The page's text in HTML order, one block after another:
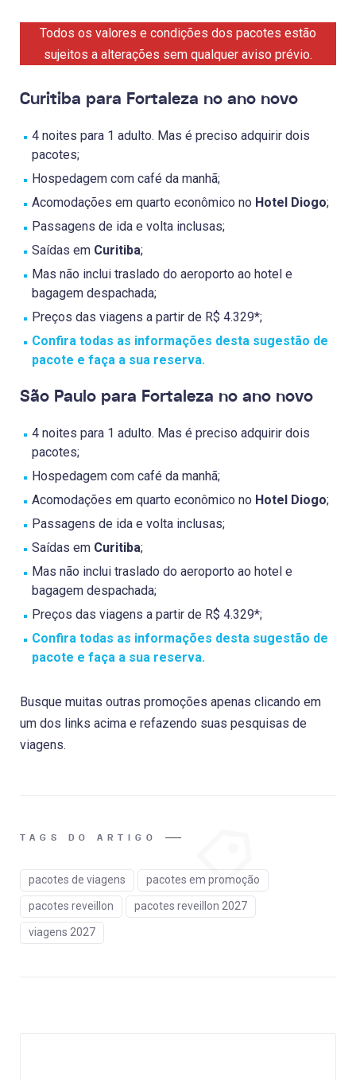
Todos os valores e condições dos pacotes estão
sujeitos a alterações sem qualquer aviso prévio.
Curitiba para Fortaleza no ano novo
4 noites para 1 adulto. Mas é preciso adquirir dois
pacotes;
Hospedagem com café da manhã;
Acomodações em quarto econômico no Hotel Diogo;
Passagens de ida e volta inclusas;
Saídas em Curitiba;
Mas não inclui traslado do aeroporto ao hotel e
bagagem despachada;
Preços das viagens a partir de R$ 4.329*;
Confira todas as informações desta sugestão de
pacote e faça a sua reserva.
São Paulo para Fortaleza no ano novo
4 noites para 1 adulto. Mas é preciso adquirir dois
pacotes;
Hospedagem com café da manhã;
Acomodações em quarto econômico no Hotel Diogo;
Passagens de ida e volta inclusas;
Saídas em Curitiba;
Mas não inclui traslado do aeroporto ao hotel e
bagagem despachada;
Preços das viagens a partir de R$ 4.329*;
Confira todas as informações desta sugestão de
pacote e faça a sua reserva.
Busque muitas outras promoções apenas clicando em
um dos links acima e refazendo suas pesquisas de
viagens.
TAGS DO ARTIGO
pacotes de viagens pacotes em promoção
pacotes reveillon pacotes reveillon 2027
viagens 2027